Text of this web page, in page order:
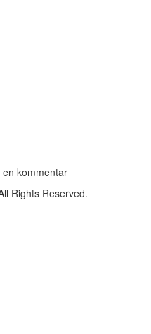
kommentar
Rights Reserved.